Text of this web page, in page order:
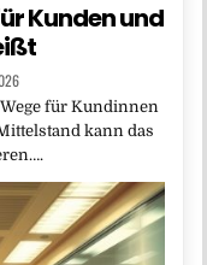
Kunden und
für Kundinnen
kann das